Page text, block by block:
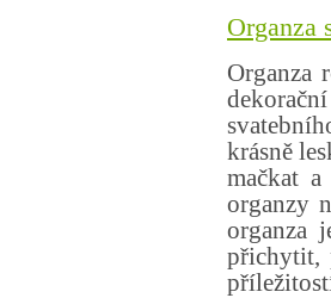
Organza
Organza
krásně
mačkat
organzy
organza
přichytit,